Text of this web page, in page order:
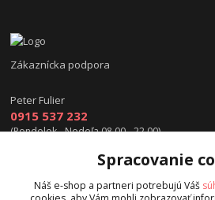
Zákaznícka podpora
Peter Fulier
0915 537 232
(Pondelok - Nedeľa 08.00 - 22.00)
info@hokejexpert.sk
Spracovanie
Náš e-shop a partneri potrebujú Váš